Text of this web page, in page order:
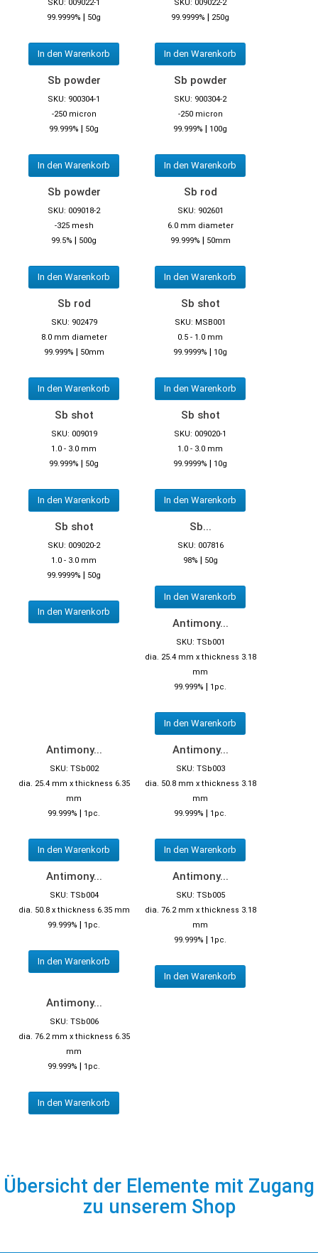
SKU: 009022-1
99.9999% | 50g
In den Warenkorb
SKU: 009022-2
99.9999% | 250g
In den Warenkorb
Sb powder
SKU: 900304-1
-250 micron
99.999% | 50g
In den Warenkorb
Sb powder
SKU: 900304-2
-250 micron
99.999% | 100g
In den Warenkorb
Sb powder
SKU: 009018-2
-325 mesh
99.5% | 500g
In den Warenkorb
Sb rod
SKU: 902601
6.0 mm diameter
99.999% | 50mm
In den Warenkorb
Sb rod
SKU: 902479
8.0 mm diameter
99.999% | 50mm
In den Warenkorb
Sb shot
SKU: MSB001
0.5 - 1.0 mm
99.9999% | 10g
In den Warenkorb
Sb shot
SKU: 009019
1.0 - 3.0 mm
99.999% | 50g
In den Warenkorb
Sb shot
SKU: 009020-1
1.0 - 3.0 mm
99.9999% | 10g
In den Warenkorb
Sb shot
SKU: 009020-2
1.0 - 3.0 mm
99.9999% | 50g
In den Warenkorb
Sb...
SKU: 007816
98% | 50g
In den Warenkorb
Antimony...
SKU: TSb001
dia. 25.4 mm x thickness 3.18
mm
99.999% | 1pc.
In den Warenkorb
Antimony...
SKU: TSb002
dia. 25.4 mm x thickness 6.35
mm
99.999% | 1pc.
In den Warenkorb
Antimony...
SKU: TSb003
dia. 50.8 mm x thickness 3.18
mm
99.999% | 1pc.
In den Warenkorb
Antimony...
SKU: TSb004
dia. 50.8 x thickness 6.35 mm
99.999% | 1pc.
In den Warenkorb
Antimony...
SKU: TSb005
dia. 76.2 mm x thickness 3.18
mm
99.999% | 1pc.
In den Warenkorb
Antimony...
SKU: TSb006
dia. 76.2 mm x thickness 6.35
mm
99.999% | 1pc.
In den Warenkorb
Übersicht der Elemente mit Zugang
zu unserem Shop